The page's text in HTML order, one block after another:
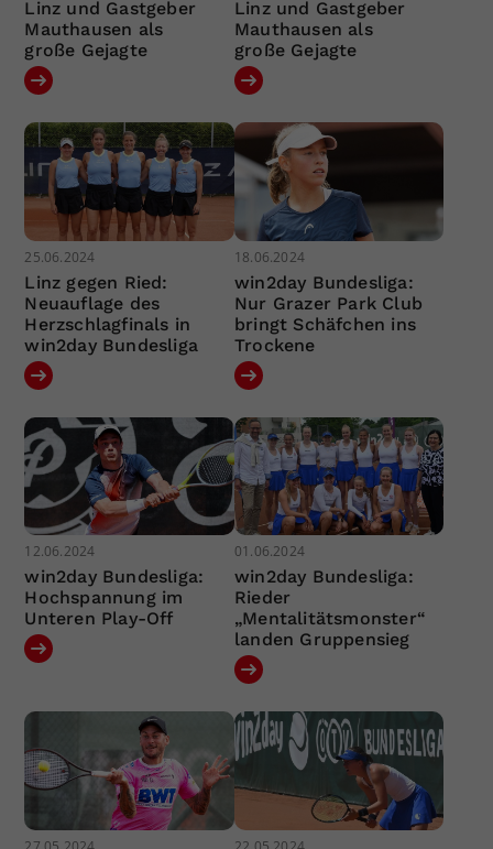
Linz und Gastgeber
Mauthausen als
große Gejagte
Linz und Gastgeber
Mauthausen als
große Gejagte
25.06.2024
Linz gegen Ried:
Neuauflage des
Herzschlagfinals in
win2day Bundesliga
18.06.2024
win2day Bundesliga:
Nur Grazer Park Club
bringt Schäfchen ins
Trockene
12.06.2024
win2day Bundesliga:
Hochspannung im
Unteren Play-Off
01.06.2024
win2day Bundesliga:
Rieder
„Mentalitätsmonster“
landen Gruppensieg